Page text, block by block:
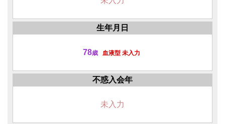
生年月日
78歳 血液型 未入力
不惑入会年
未入力